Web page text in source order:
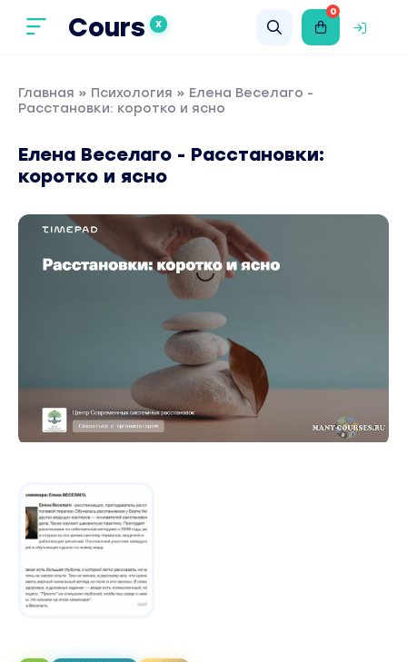
Cours X
0
Главная » Психология » Елена Веселаго -
Расстановки: коротко и ясно
Елена Веселаго - Расстановки:
коротко и ясно